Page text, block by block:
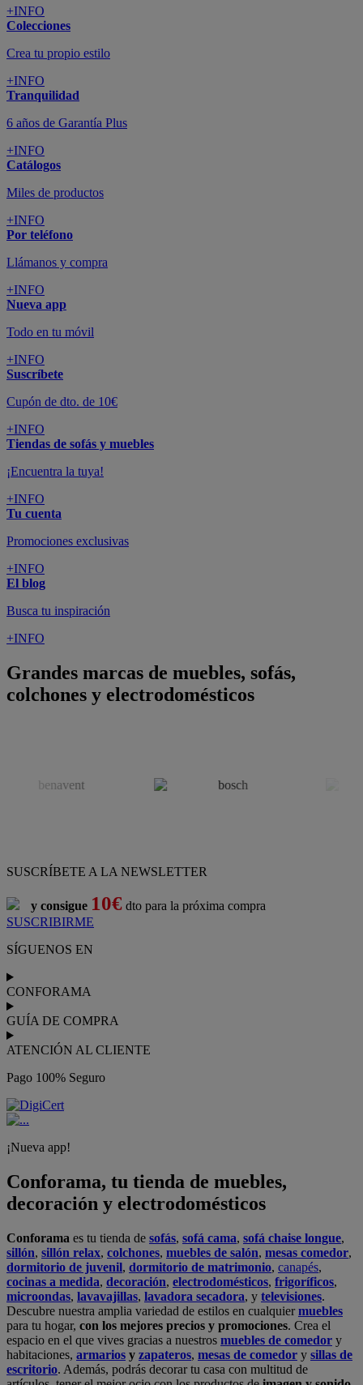
+INFO
Colecciones
Crea tu propio estilo
+INFO
Tranquilidad
6 años de Garantía Plus
+INFO
Catálogos
Miles de productos
+INFO
Por teléfono
Llámanos y compra
+INFO
Nueva app
Todo en tu móvil
+INFO
Suscríbete
Cupón de dto. de 10€
+INFO
Tiendas de sofás y muebles
¡Encuentra la tuya!
+INFO
Tu cuenta
Promociones exclusivas
+INFO
El blog
Busca tu inspiración
+INFO
Grandes marcas de muebles, sofás,
colchones y electrodomésticos
SUSCRÍBETE A LA NEWSLETTER
y consigue 10€ dto para la próxima compra
SUSCRIBIRME
SÍGUENOS EN
CONFORAMA
GUÍA DE COMPRA
ATENCIÓN AL CLIENTE
Pago 100% Seguro
¡Nueva app!
Conforama, tu tienda de muebles,
decoración y electrodomésticos
Conforama es tu tienda de sofás, sofá cama, sofá chaise longue,
sillón, sillón relax, colchones, muebles de salón, mesas comedor,
dormitorio de juvenil, dormitorio de matrimonio, canapés,
cocinas a medida, decoración, electrodomésticos, frigoríficos,
microondas, lavavajillas, lavadora secadora, y televisiones.
Descubre nuestra amplia variedad de estilos en cualquiermuebles
para tu hogar, con los mejores precios y promociones. Crea el
espacio en el que vives gracias a nuestros muebles de comedor y
habitaciones, armarios y zapateros, mesas de comedor y sillas de
escritorio. Además, podrás decorar tu casa con multitud de